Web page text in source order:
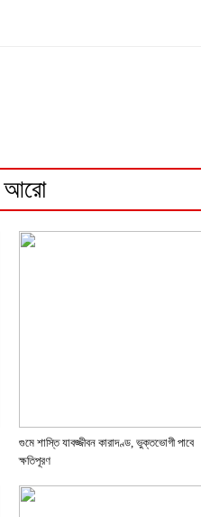
আরো
গুমে শাস্তি যাবজ্জীবন কারাদণ্ড, ভুক্তভোগী পাবে
ক্ষতিপূরণ